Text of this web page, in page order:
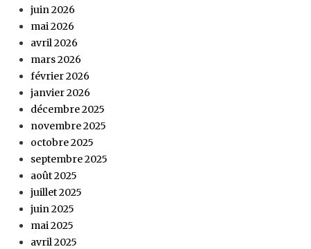
juin 2026
mai 2026
avril 2026
mars 2026
février 2026
janvier 2026
décembre 2025
novembre 2025
octobre 2025
septembre 2025
août 2025
juillet 2025
juin 2025
mai 2025
avril 2025